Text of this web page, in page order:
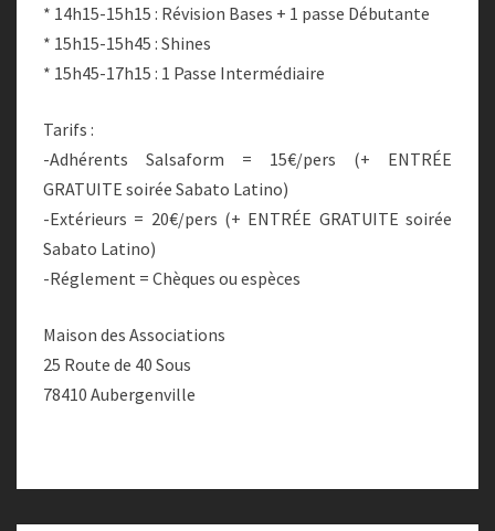
* 14h15-15h15 : Révision Bases + 1 passe Débutante
* 15h15-15h45 : Shines
* 15h45-17h15 : 1 Passe Intermédiaire
Tarifs :
-Adhérents Salsaform = 15€/pers (+ ENTRÉE
GRATUITE soirée Sabato Latino)
-Extérieurs = 20€/pers (+ ENTRÉE GRATUITE soirée
Sabato Latino)
-Réglement = Chèques ou espèces
Maison des Associations
25 Route de 40 Sous
78410 Aubergenville